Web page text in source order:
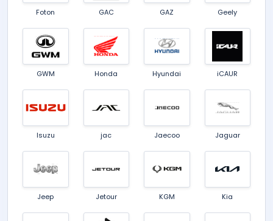
Foton GAC GAZ Geely
GWM Honda Hyundai iCAUR
Isuzu jac Jaecoo Jaguar
Jeep Jetour KGM Kia